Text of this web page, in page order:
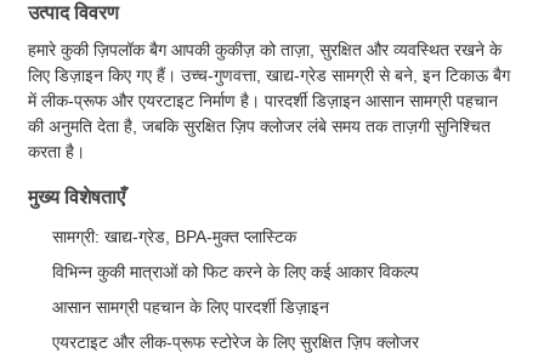
उत्पाद विवरण
हमारे कुकी ज़िपलॉक बैग आपकी कुकीज़ को ताज़ा, सुरक्षित और व्यवस्थित रखने के
लिए डिज़ाइन किए गए हैं। उच्च-गुणवत्ता, खाद्य-ग्रेड सामग्री से बने, इन टिकाऊ बैग
में लीक-प्रूफ और एयरटाइट निर्माण है। पारदर्शी डिज़ाइन आसान सामग्री पहचान
की अनुमति देता है, जबकि सुरक्षित ज़िप क्लोजर लंबे समय तक ताज़गी सुनिश्चित
करता है।
मुख्य विशेषताएँ
सामग्री: खाद्य-ग्रेड, BPA-मुक्त प्लास्टिक
विभिन्न कुकी मात्राओं को फिट करने के लिए कई आकार विकल्प
आसान सामग्री पहचान के लिए पारदर्शी डिज़ाइन
एयरटाइट और लीक-प्रूफ स्टोरेज के लिए सुरक्षित ज़िप क्लोजर